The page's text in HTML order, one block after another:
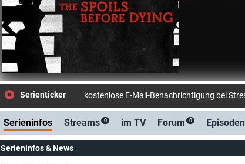
Serienticker kostenlose E-Mail
Serieninfos Streams 0 im TV Forum 0 Episoden
Serieninfos & News